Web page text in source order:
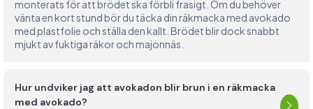
monterats för att brödet ska förbli frasigt. Om du behöver
vänta en kort stund bör du täcka din räkmacka med avokado
med plastfolie och ställa den kallt. Brödet blir dock snabbt
mjukt av fuktiga räkor och majonnäs.
Hur undviker jag att avokadon blir brun i en räkmacka
med avokado?